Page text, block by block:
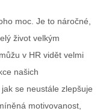
moc. Je to náročné,
život velkým
v HR vidět velmi
našich
se neustále zlepšuje
motivovanost,